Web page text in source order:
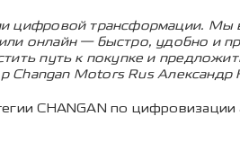
цифровой трансформации. Мы
онлайн — быстро, удобно и
путь к покупке и
Changan Motors Rus Александр
CHANGAN по